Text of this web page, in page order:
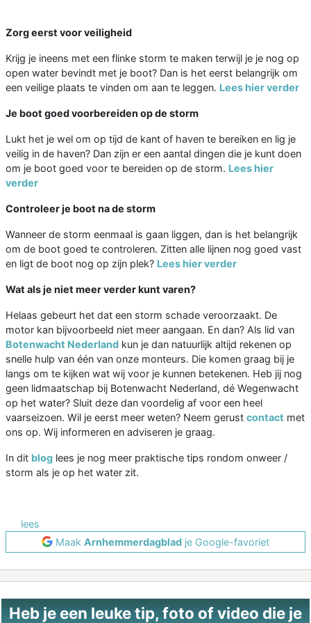
Zorg eerst voor veiligheid
Krijg je ineens met een flinke storm te maken terwijl je je nog op
open water bevindt met je boot? Dan is het eerst belangrijk om
een veilige plaats te vinden om aan te leggen. Lees hier verder
Je boot goed voorbereiden op de storm
Lukt het je wel om op tijd de kant of haven te bereiken en lig je
veilig in de haven? Dan zijn er een aantal dingen die je kunt doen
om je boot goed voor te bereiden op de storm. Lees hier
verder
Controleer je boot na de storm
Wanneer de storm eenmaal is gaan liggen, dan is het belangrijk
om de boot goed te controleren. Zitten alle lijnen nog goed vast
en ligt de boot nog op zijn plek? Lees hier verder
Wat als je niet meer verder kunt varen?
Helaas gebeurt het dat een storm schade veroorzaakt. De
motor kan bijvoorbeeld niet meer aangaan. En dan? Als lid van
Botenwacht Nederland kun je dan natuurlijk altijd rekenen op
snelle hulp van één van onze monteurs. Die komen graag bij je
langs om te kijken wat wij voor je kunnen betekenen. Heb jij nog
geen lidmaatschap bij Botenwacht Nederland, dé Wegenwacht
op het water? Sluit deze dan voordelig af voor een heel
vaarseizoen. Wil je eerst meer weten? Neem gerust contact met
ons op. Wij informeren en adviseren je graag.
In dit blog lees je nog meer praktische tips rondom onweer /
storm als je op het water zit.
lees
Maak Arnhemmerdagblad je Google-favoriet
Heb je een leuke tip, foto of video die je